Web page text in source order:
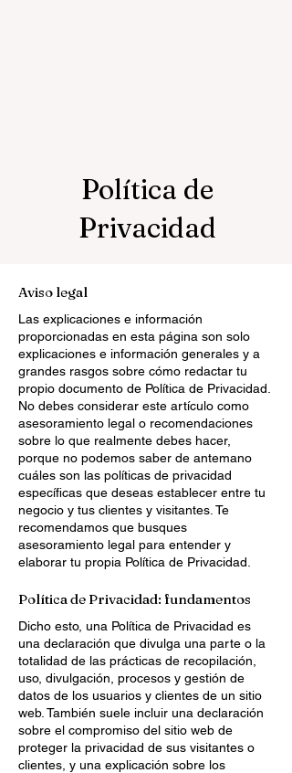
Política de
Privacidad
Aviso legal
Las explicaciones e información
proporcionadas en esta página son solo
explicaciones e información generales y a
grandes rasgos sobre cómo redactar tu
propio documento de Política de Privacidad.
No debes considerar este artículo como
asesoramiento legal o recomendaciones
sobre lo que realmente debes hacer,
porque no podemos saber de antemano
cuáles son las políticas de privacidad
específicas que deseas establecer entre tu
negocio y tus clientes y visitantes. Te
recomendamos que busques
asesoramiento legal para entender y
elaborar tu propia Política de Privacidad.
Política de Privacidad: fundamentos
Dicho esto, una Política de Privacidad es
una declaración que divulga una parte o la
totalidad de las prácticas de recopilación,
uso, divulgación, procesos y gestión de
datos de los usuarios y clientes de un sitio
web. También suele incluir una declaración
sobre el compromiso del sitio web de
proteger la privacidad de sus visitantes o
clientes, y una explicación sobre los